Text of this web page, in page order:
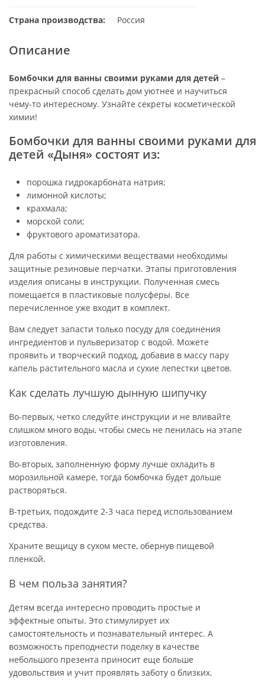
Страна производства: Россия
Описание
Бомбочки для ванны своими руками для детей –
прекрасный способ сделать дом уютнее и научиться
чему-то интересному. Узнайте секреты косметической
химии!
Бомбочки для ванны своими руками для
детей «Дыня» состоят из:
порошка гидрокарбоната натрия;
лимонной кислоты;
крахмала;
морской соли;
фруктового ароматизатора.
Для работы с химическими веществами необходимы
защитные резиновые перчатки. Этапы приготовления
изделия описаны в инструкции. Полученная смесь
помещается в пластиковые полусферы. Все
перечисленное уже входит в комплект.
Вам следует запасти только посуду для соединения
ингредиентов и пульверизатор с водой. Можете
проявить и творческий подход, добавив в массу пару
капель растительного масла и сухие лепестки цветов.
Как сделать лучшую дынную шипучку
Во-первых, четко следуйте инструкции и не вливайте
слишком много воды, чтобы смесь не пенилась на этапе
изготовления.
Во-вторых, заполненную форму лучше охладить в
морозильной камере, тогда бомбочка будет дольше
растворяться.
В-третьих, подождите 2-3 часа перед использованием
средства.
Храните вещицу в сухом месте, обернув пищевой
пленкой.
В чем польза занятия?
Детям всегда интересно проводить простые и
эффектные опыты. Это стимулирует их
самостоятельность и познавательный интерес. А
возможность преподнести поделку в качестве
небольшого презента приносит еще больше
удовольствия и учит проявлять заботу о близких.